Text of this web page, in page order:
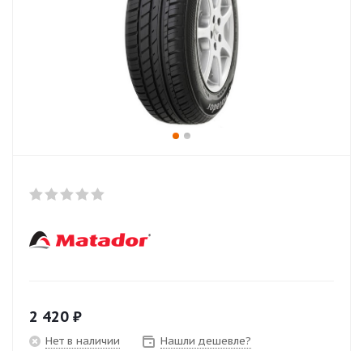
2 420 ₽
Нет в наличии Нашли дешевле?